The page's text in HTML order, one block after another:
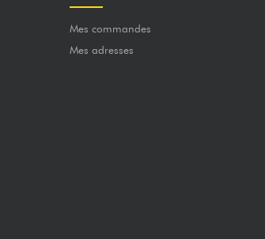
Mes commandes
Mes adresses